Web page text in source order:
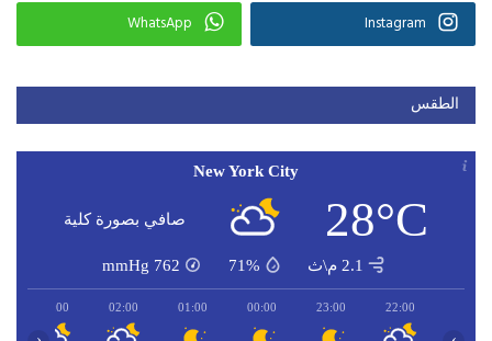
Instagram
WhatsApp
الطقس
New York City
28°C صافي بصورة كلية
2.1 م\ث 71%
762
mmHg
22:00
23:00
00:00
01:00
02:00
03:00